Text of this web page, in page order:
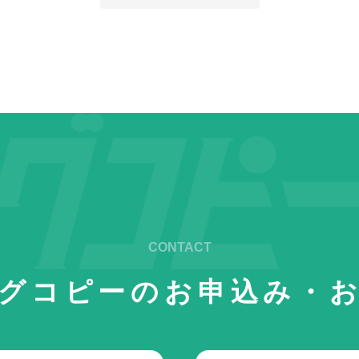
コピーの お申込み・